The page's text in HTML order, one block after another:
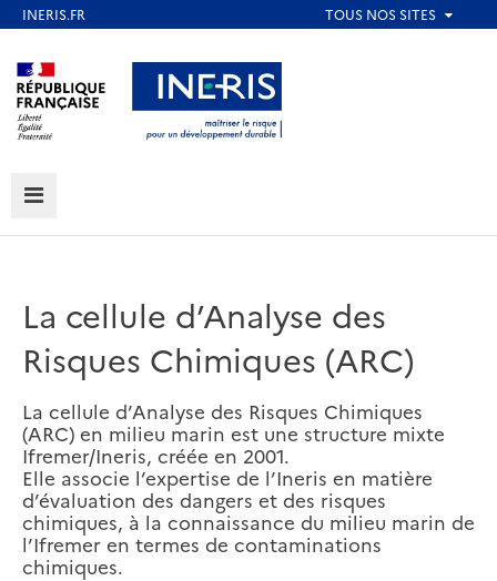
au
contenu
principal
Aller au contenu Aller au menu
Aller au pied de page
MENU
La cellule d’Analyse des
Risques Chimiques (ARC)
La cellule d’Analyse des Risques Chimiques
(ARC) en milieu marin est une structure mixte
Ifremer/Ineris, créée en 2001.
Elle associe l’expertise de l’Ineris en matière
d’évaluation des dangers et des risques
chimiques, à la connaissance du milieu marin de
l’Ifremer en termes de contaminations
chimiques.